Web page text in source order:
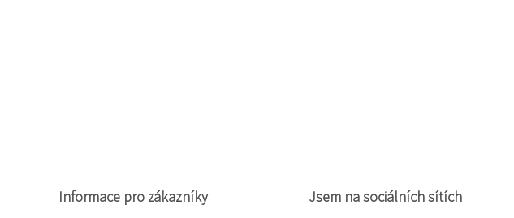
Informace pro zákazníky Jsem na sociálních sítích